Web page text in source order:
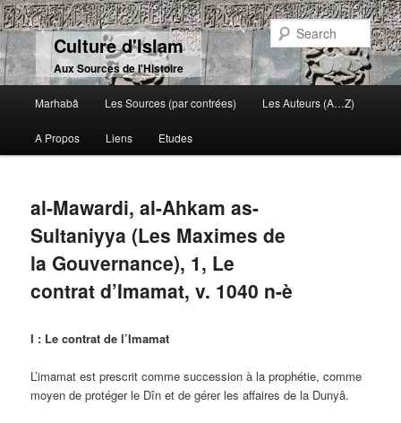
Culture d'Islam
Aux Sources de l'Histoire
Skip to primary content
Skip to secondary content
Marhabâ Les Sources (par contrées) Les Auteurs (A…Z)
A Propos Liens Etudes
al-Mawardi, al-Ahkam as-
Sultaniyya (Les Maximes de
la Gouvernance), 1, Le
contrat d’Imamat, v. 1040 n-è
I : Le contrat de l’Imamat
L’imamat est prescrit comme succession à la prophétie, comme
moyen de protéger le Dîn et de gérer les affaires de la Dunyâ.